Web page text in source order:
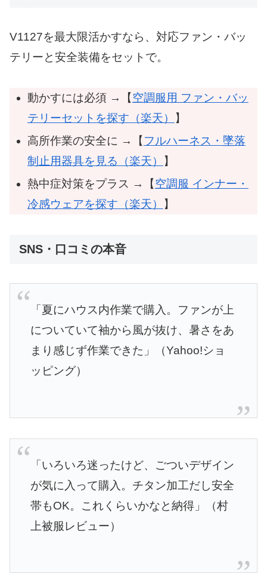
V1127を最大限活かすなら、対応ファン・バッ
テリーと安全装備をセットで。
動かすには必須 →【空調服用 ファン・バッ
テリーセットを探す（楽天）
】
高所作業の安全に →【 フルハーネス・墜落
制止用器具を見る（楽天）
】
熱中症対策をプラス →【空調服 インナー・
冷感ウェアを探す（楽天）
】
SNS・口コミの本音
「夏にハウス内作業で購入。ファンが上
についていて袖から風が抜け、暑さをあ
まり感じず作業できた」（Yahoo!ショ
ッピング）
「いろいろ迷ったけど、ごついデザイン
が気に入って購入。チタン加工だし安全
帯もOK。これくらいかなと納得」（村
上被服レビュー）